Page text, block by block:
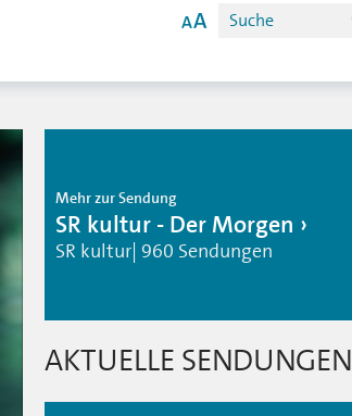
Mehr zur Sendung
SR kultur - Der Morgen
SR kultur| 960 Sendungen
AKTUELLE SENDUNGEN